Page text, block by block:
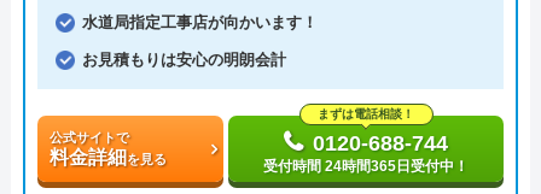
水道局指定工事店が向かいます！
お見積もりは安心の明朗会計
公式サイトで
料金詳細を見る
まずは電話相談！
0120-688-744
受付時間 24時間365日受付中！